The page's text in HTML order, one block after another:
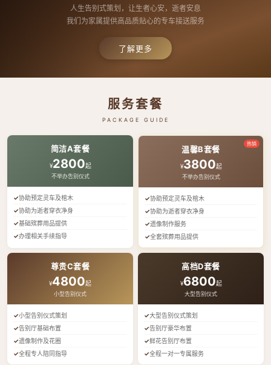
人生告别式策划，让生者心安，逝者安息
我们为家属提供高品质贴心的专车接送服务
了解更多
服务套餐
PACKAGE GUIDE
简洁A套餐
¥2800起
不举办告别仪式
协助预定灵车及棺木
协助为逝者穿衣净身
基础殡葬用品提供
办理相关手续指导
热销
温馨B套餐
¥3800起
不举办告别仪式
协助预定灵车及棺木
协助为逝者穿衣净身
遗像制作服务
全套殡葬用品提供
尊贵C套餐
¥4800起
小型告别仪式
小型告别仪式策划
告别厅基础布置
遗像制作及花圈
全程专人陪同指导
高档D套餐
¥6800起
大型告别仪式
大型告别仪式策划
告别厅豪华布置
鲜花告别厅布置
全程一对一专属服务